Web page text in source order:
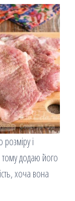
і
додаю його
хоча вона